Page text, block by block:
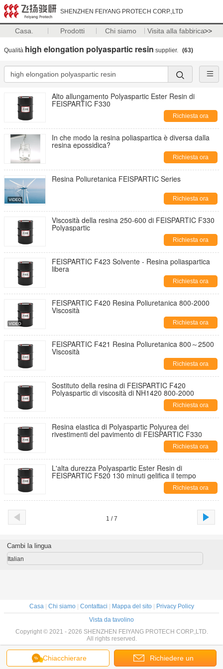
SHENZHEN FEIYANG PROTECH CORP.,LTD
Casa. Prodotti Chi siamo Visita alla fabbrica>>
Qualità high elongation polyaspartic resin supplier. (63)
Alto allungamento Polyaspartic Ester Resin di
FEISPARTIC F330
Richiesta ora
In che modo la resina poliaspartica è diversa dalla
resina epossidica?
Richiesta ora
Resina Poliuretanica FEISPARTIC Series
Richiesta ora
Viscosità della resina 250-600 di FEISPARTIC F330
Polyaspartic
Richiesta ora
FEISPARTIC F423 Solvente - Resina poliaspartica
libera
Richiesta ora
FEISPARTIC F420 Resina Poliuretanica 800-2000
Viscosità
Richiesta ora
FEISPARTIC F421 Resina Poliuretanica 800～2500
Viscosità
Richiesta ora
Sostituto della resina di FEISPARTIC F420
Polyaspartic di viscosità di NH1420 800-2000
Richiesta ora
Resina elastica di Polyaspartic Polyurea dei
rivestimenti del pavimento di FEISPARTIC F330
Richiesta ora
L'alta durezza Polyaspartic Ester Resin di
FEISPARTIC F520 130 minuti gelifica il tempo
Richiesta ora
1 / 7
Chiacchierare Richiedere un
Cambi la lingua
Italian
Casa| Chi siamo| Contattaci Mappa del sito|
Privacy Policy
Vista da tavolino
Copyright © 2021 - 2026 SHENZHEN FEIYANG PROTECH CORP.,LTD.
All rights reserved.